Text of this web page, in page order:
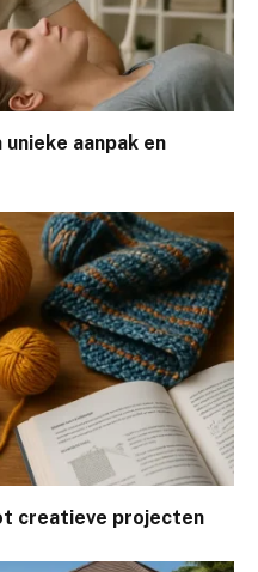
aanpak en
creatieve projecten